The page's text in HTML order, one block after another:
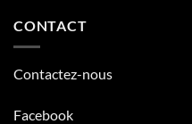
CONTACT
Contactez-nous
Facebook